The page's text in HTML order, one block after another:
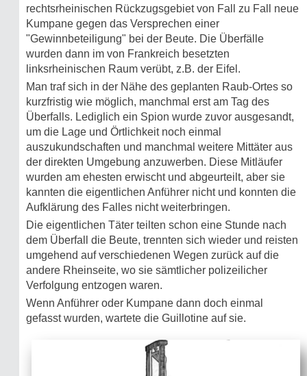
rechtsrheinischen Rückzugsgebiet von Fall zu Fall neue
Kumpane gegen das Versprechen einer
"Gewinnbeteiligung" bei der Beute. Die Überfälle
wurden dann im von Frankreich besetzten
linksrheinischen Raum verübt, z.B. der Eifel.
Man traf sich in der Nähe des geplanten Raub-Ortes so
kurzfristig wie möglich, manchmal erst am Tag des
Überfalls. Lediglich ein Spion wurde zuvor ausgesandt,
um die Lage und Örtlichkeit noch einmal
auszukundschaften und manchmal weitere Mittäter aus
der direkten Umgebung anzuwerben. Diese Mitläufer
wurden am ehesten erwischt und abgeurteilt, aber sie
kannten die eigentlichen Anführer nicht und konnten die
Aufklärung des Falles nicht weiterbringen.
Die eigentlichen Täter teilten schon eine Stunde nach
dem Überfall die Beute, trennten sich wieder und reisten
umgehend auf verschiedenen Wegen zurück auf die
andere Rheinseite, wo sie sämtlicher polizeilicher
Verfolgung entzogen waren.
Wenn Anführer oder Kumpane dann doch einmal
gefasst wurden, wartete die Guillotine auf sie.